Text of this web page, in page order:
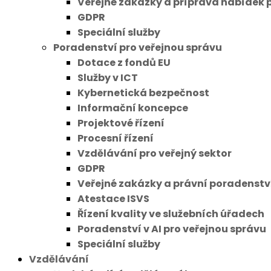
GDPR
Speciální služby
Poradenství pro veřejnou správu
Dotace z fondů EU
Služby v ICT
Kybernetická bezpečnost
Informační koncepce
Projektové řízení
Procesní řízení
Vzdělávání pro veřejný sektor
GDPR
Veřejné zakázky a právní
Atestace ISVS
Řízení kvality ve služebních úřadech
Poradenství v AI pro veřejnou správu
Speciální služby
Vzdělávání